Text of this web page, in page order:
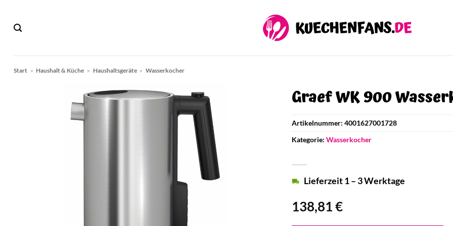
springen
Start » Haushalt & Küche » Haushaltsgeräte » Wasserkocher
Graef WK 900
138,81€
Lieferzeit 1 – 3 Werktage
Artikelnummer: 4001627001728
Kategorie: Wasserkocher